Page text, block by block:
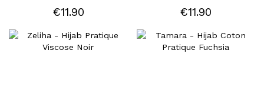
€11.90 €11.90